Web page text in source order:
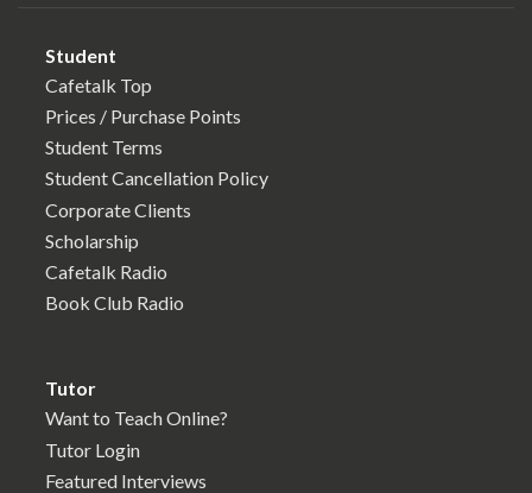
Student
Cafetalk Top
Prices / Purchase Points
Student Terms
Student Cancellation Policy
Corporate Clients
Scholarship
Cafetalk Radio
Book Club Radio
Tutor
Want to Teach Online?
Tutor Login
Featured Interviews